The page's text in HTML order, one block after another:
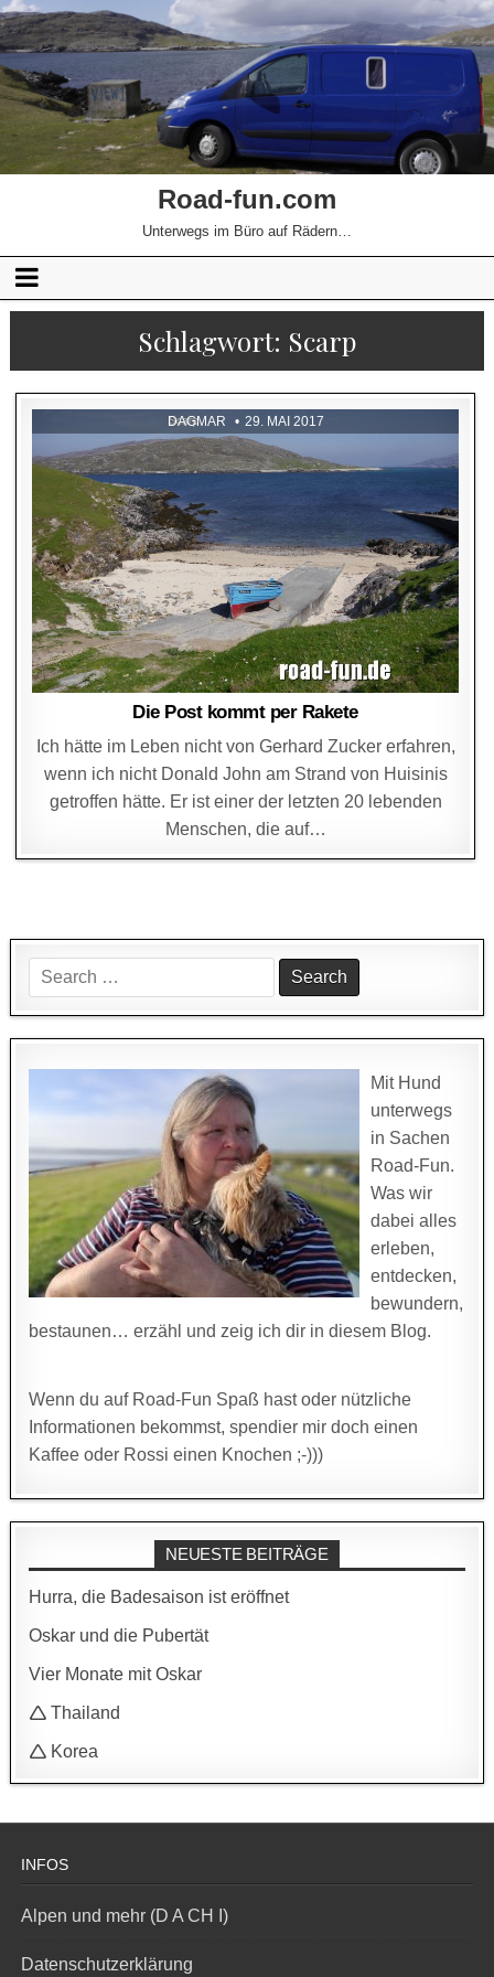
Road-fun.com
Unterwegs im Büro auf Rädern…
Schlagwort: Scarp
DAGMAR 29. MAI 2017
Die Post kommt per Rakete
Ich hätte im Leben nicht von Gerhard Zucker erfahren,
wenn ich nicht Donald John am Strand von Huisinis
getroffen hätte. Er ist einer der letzten 20 lebenden
Menschen, die auf…
Search
for:
Mit Hund
unterwegs
in Sachen
Road-Fun.
Was wir
dabei alles
erleben,
entdecken,
bewundern,
bestaunen… erzähl und zeig ich dir in diesem Blog.
Wenn du auf Road-Fun Spaß hast oder nützliche
Informationen bekommst, spendier mir doch einen
Kaffee oder Rossi einen Knochen ;-)))
NEUESTE BEITRÄGE
Hurra, die Badesaison ist eröffnet
Oskar und die Pubertät
Vier Monate mit Oskar
🛆 Thailand
🛆 Korea
INFOS
Alpen und mehr (D A CH I)
Datenschutzerklärung